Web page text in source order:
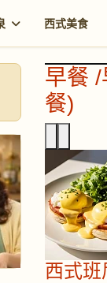
西式美食
早餐
餐)
西式班